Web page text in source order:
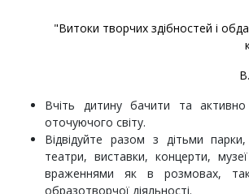
"Витоки творчих здібностей і
Вчіть дитину бачити та
оточуючого світу.
Відвідуйте разом з дітьми
театри, виставки, концерти, музеї
враженнями як в розмовах,
образотворчої діяльності.